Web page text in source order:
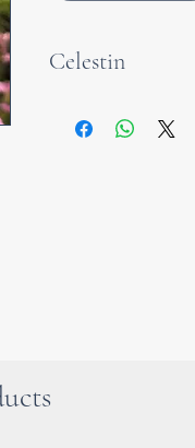
Celestin
Celestin soll die